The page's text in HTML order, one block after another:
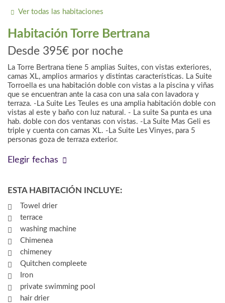
Ver todas las habitaciones
Habitación Torre Bertrana
Desde 395€ por noche
La Torre Bertrana tiene 5 amplias Suites, con vistas exteriores,
camas XL, amplios armarios y distintas características. La Suite
Torroella es una habitación doble con vistas a la piscina y viñas
que se encuentran ante la casa con una sala con lavadora y
terraza. -La Suite Les Teules es una amplia habitación doble con
vistas al este y baño con luz natural. - La suite Sa punta es una
hab. doble con dos ventanas con vistas. -La Suite Mas Geli es
triple y cuenta con camas XL. -La Suite Les Vinyes, para 5
personas goza de terraza exterior.
Elegir fechas
ESTA HABITACIÓN INCLUYE:
Towel drier
terrace
washing machine
Chimenea
chimeney
Quitchen compleete
Iron
private swimming pool
hair drier